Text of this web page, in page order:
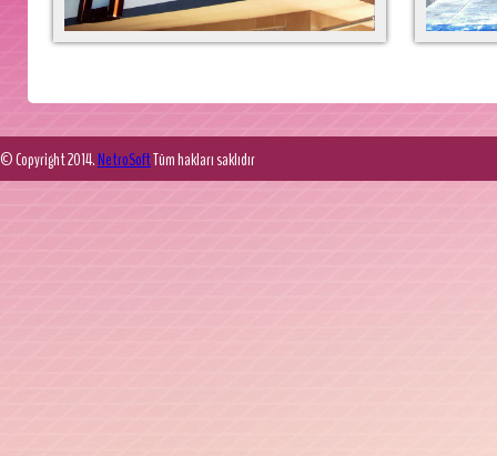
© Copyright 2014.NetroSoftTüm hakları saklıdır